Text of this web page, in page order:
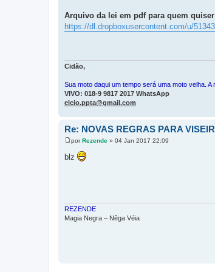
Arquivo da lei em pdf para quem
https://dl.dropboxusercontent.com/u/
Cidão,
Sua moto daqui um tempo será uma moto velha.
VIVO: 018-9 9817 2017 WhatsApp
elcio.ppta@gmail.com
Re: NOVAS REGRAS PARA
M
n
porRezende » 04 Jan 2017 22:09
blz
REZENDE
Magia Negra – Nêga Véia